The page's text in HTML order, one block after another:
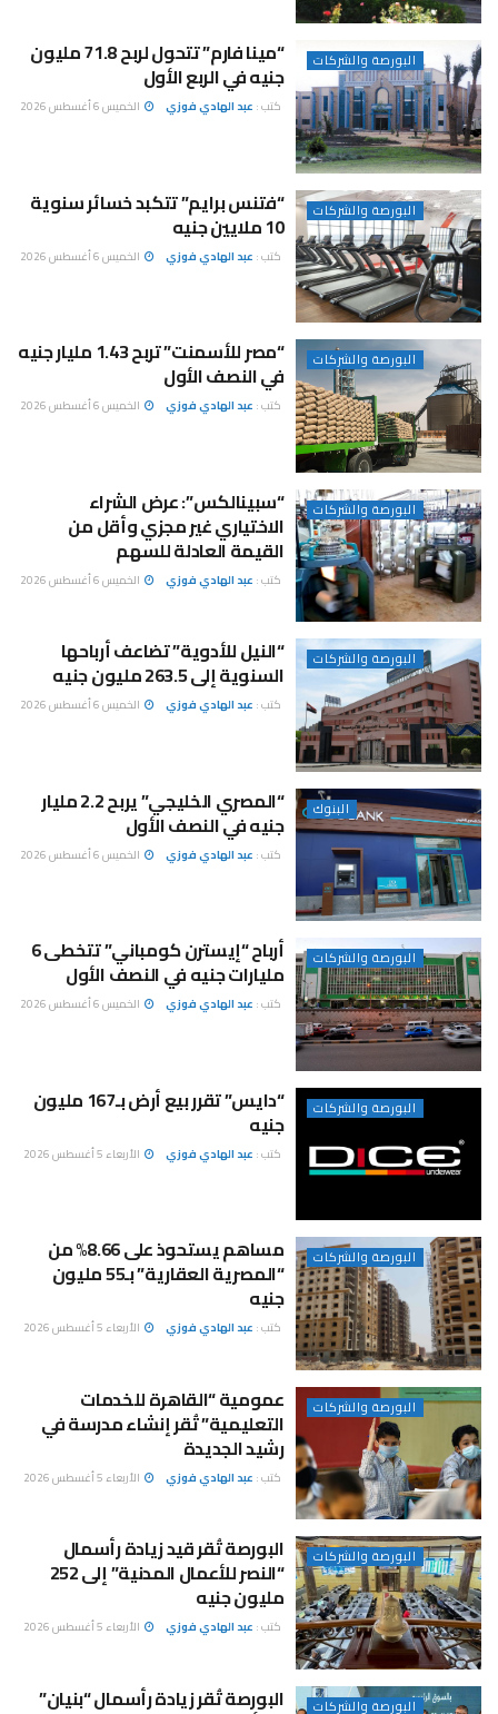
البورصة والشركات “مينا فارم” تتحول لربح 71.8 مليون
جنيه في الربع الأول
كتب : عبد الهادي فوزي الخميس 6 أغسطس 2026
البورصة والشركات “فتنس برايم” تتكبد خسائر سنوية
10 ملايين جنيه
كتب : عبد الهادي فوزي الخميس 6 أغسطس 2026
البورصة والشركات “مصر للأسمنت” تربح 1.43 مليار جنيه
في النصف الأول
كتب : عبد الهادي فوزي الخميس 6 أغسطس 2026
البورصة والشركات “سبينالكس”: عرض الشراء
الاختياري غير مجزي وأقل من
القيمة العادلة للسهم
كتب : عبد الهادي فوزي الخميس 6 أغسطس 2026
البورصة والشركات “النيل للأدوية” تضاعف أرباحها
السنوية إلى 263.5 مليون جنيه
كتب : عبد الهادي فوزي الخميس 6 أغسطس 2026
البنوك “المصري الخليجي” يربح 2.2 مليار
جنيه في النصف الأول
كتب : عبد الهادي فوزي الخميس 6 أغسطس 2026
البورصة والشركات أرباح “إيسترن كومباني” تتخطى 6
مليارات جنيه في النصف الأول
كتب : عبد الهادي فوزي الخميس 6 أغسطس 2026
البورصة والشركات “دايس” تقرر بيع أرض بـ167 مليون
جنيه
كتب : عبد الهادي فوزي الأربعاء 5 أغسطس 2026
البورصة والشركات مساهم يستحوذ على 8.66% من
“المصرية العقارية” بـ55 مليون
جنيه
كتب : عبد الهادي فوزي الأربعاء 5 أغسطس 2026
البورصة والشركات عمومية “القاهرة للخدمات
التعليمية” تُقر إنشاء مدرسة في
رشيد الجديدة
كتب : عبد الهادي فوزي الأربعاء 5 أغسطس 2026
البورصة والشركات البورصة تُقر قيد زيادة رأسمال
“النصر للأعمال المدنية” إلى 252
مليون جنيه
كتب : عبد الهادي فوزي الأربعاء 5 أغسطس 2026
البورصة والشركات البورصة تُقر زيادة رأسمال “بنيان”